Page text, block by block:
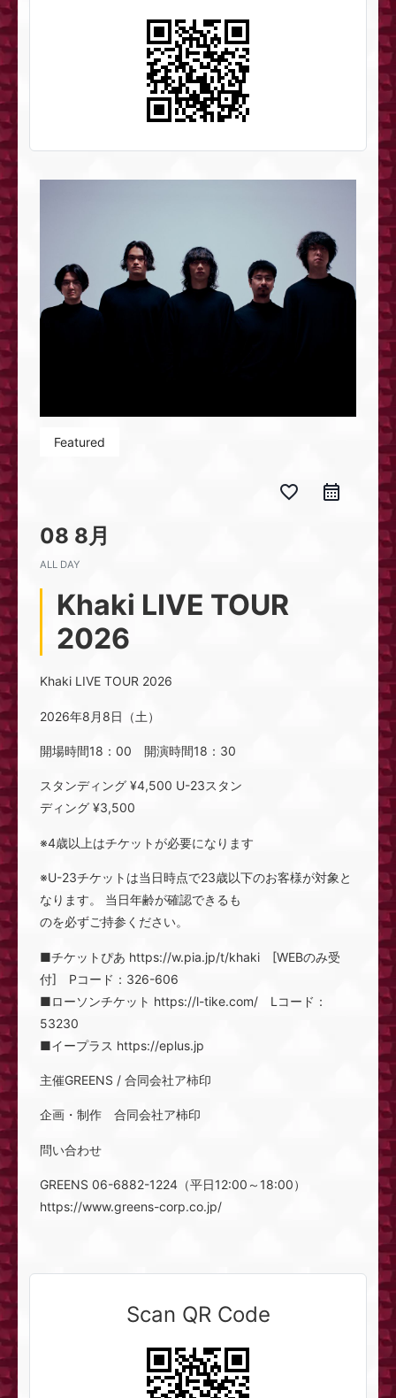
Featured
favorite_border
08 8月
ALL DAY
Khaki LIVE TOUR
2026
Khaki LIVE TOUR 2026
2026年8月8日（土）
開場時間18：00 開演時間18：30
スタンディング ¥4,500 U-23スタン
ディング ¥3,500
※4歳以上はチケットが必要になります
※U-23チケットは当日時点で23歳以下のお客様が対象と
なります。 当日年齢が確認できるも
のを必ずご持参ください。
■チケットぴあ https://w.pia.jp/t/khaki [WEBのみ受
付] Pコード：326-606
■ローソンチケット https://l-tike.com/ Lコード：
53230
■イープラス https://eplus.jp
主催GREENS / 合同会社ア柿印
企画・制作 合同会社ア柿印
問い合わせ
GREENS 06-6882-1224（平日12:00～18:00）
https://www.greens-corp.co.jp/
Scan QR Code